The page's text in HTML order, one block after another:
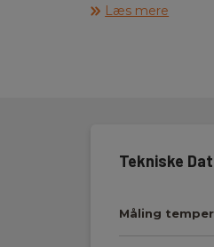
lufthastighed og
Kimo VillaKIT II
Alternativ: Se Kimo
Læs mere
Tekniske
Måling